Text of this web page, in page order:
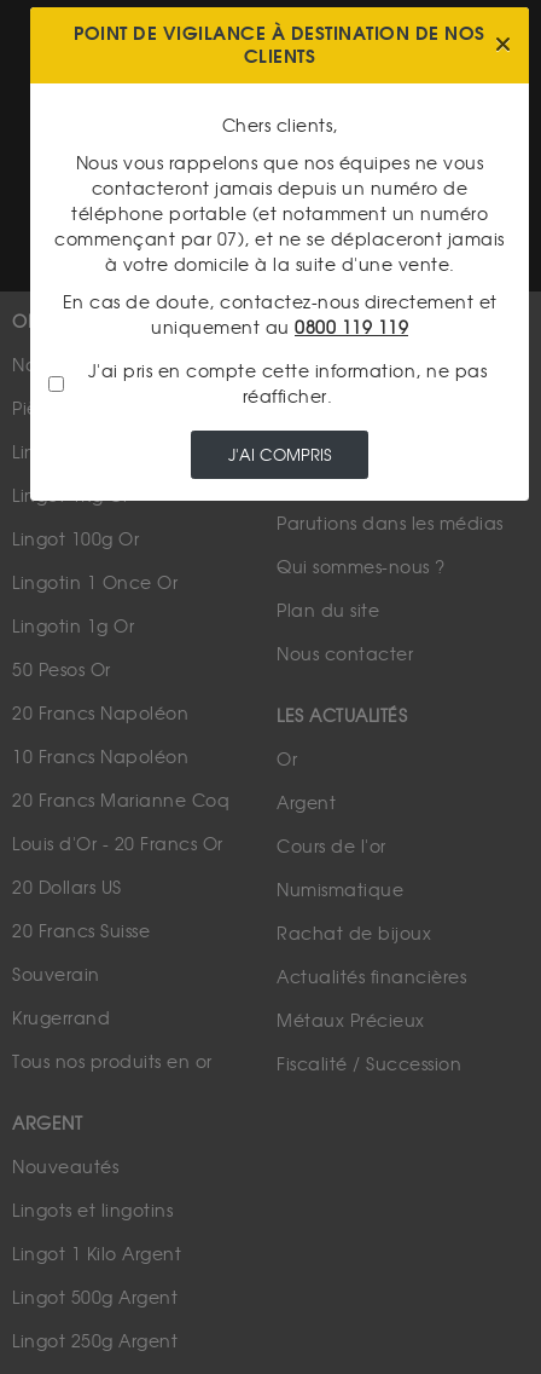
Cookies
Charte données personnelles
Conditions générales d'achat
Conditions générales d'utilisation
OR
Nouveautés
Pièces d'or d'investissement
Lingots et lingotins
Lingot 1Kg Or
Lingot 100g Or
Lingotin 1 Once Or
Lingotin 1g Or
50 Pesos Or
20 Francs Napoléon
10 Francs Napoléon
20 Francs Marianne Coq
Louis d'Or - 20 Francs Or
20 Dollars US
20 Francs Suisse
Souverain
Krugerrand
Tous nos produits en or
ARGENT
Nouveautés
Lingots et lingotins
Lingot 1 Kilo Argent
Lingot 500g Argent
Lingot 250g Argent
PLUS D'INFOS
Suivez-nous
Parutions dans les médias
Qui sommes-nous ?
Plan du site
Nous contacter
LES ACTUALITÉS
Or
Argent
Cours de l'or
Numismatique
Rachat de bijoux
Actualités financières
Métaux Précieux
Fiscalité / Succession
POINT DE VIGILANCE À DESTINATION DE NOS
CLIENTS
Chers clients,
Nous vous rappelons que nos équipes ne vous
contacteront jamais depuis un numéro de
téléphone portable (et notamment un numéro
commençant par 07), et ne se déplaceront jamais
à votre domicile à la suite d'une vente.
En cas de doute, contactez-nous directement et
uniquement au 0800 119 119
J'ai pris en compte cette information, ne pas
réafficher.
J'AI COMPRIS